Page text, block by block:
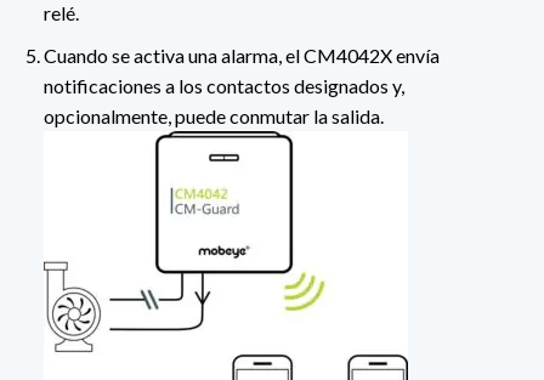
relé.
Cuando se activa una alarma, el CM4042X envía
notificaciones a los contactos designados y,
opcionalmente, puede conmutar la salida.